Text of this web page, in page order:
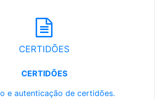
CERTIDÕES
CERTIDÕES
e autenticação de certidões.